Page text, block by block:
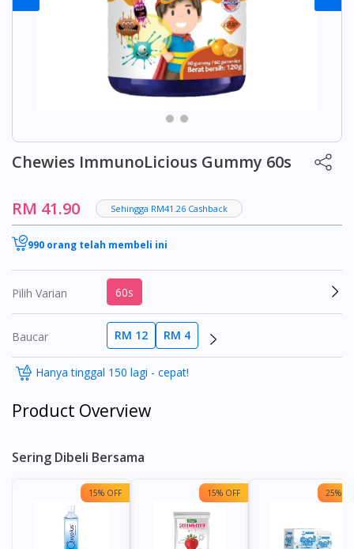
Chewies ImmunoLicious Gummy 60s
RM 41.90 Sehingga RM41.26 Cashback
990 orang telah membeli ini
Pilih Varian 60s
Baucar RM 12 RM 4
Hanya tinggal 150 lagi - cepat!
Product Overview
Sering Dibeli Bersama
15% OFF 15% OFF 25%